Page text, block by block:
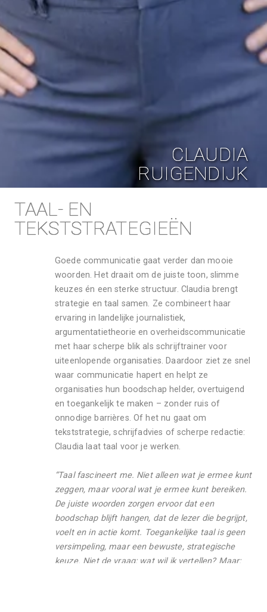
CLAUDIA
RUIGENDIJK
TAAL- EN
TEKSTSTRATEGIEËN
Goede communicatie gaat verder dan mooie
woorden. Het draait om de juiste toon, slimme
keuzes én een sterke structuur. Claudia brengt
strategie en taal samen. Ze combineert haar
ervaring in landelijke journalistiek,
argumentatietheorie en overheidscommunicatie
met haar scherpe blik als schrijftrainer voor
uiteenlopende organisaties. Daardoor ziet ze snel
waar communicatie hapert en helpt ze
organisaties hun boodschap helder, overtuigend
en toegankelijk te maken – zonder ruis of
onnodige barrières. Of het nu gaat om
tekststrategie, schrijfadvies of scherpe redactie:
Claudia laat taal voor je werken.
“Taal fascineert me. Niet alleen wat je ermee kunt
zeggen, maar vooral wat je ermee kunt bereiken.
De juiste woorden zorgen ervoor dat een
boodschap blijft hangen, dat de lezer die begrijpt,
voelt en in actie komt. Toegankelijke taal is geen
versimpeling, maar een bewuste, strategische
keuze. Niet de vraag: wat wil ik vertellen? Maar:
WIT COMMUNICATIE
E-mailadres: info@witcommunicatie.nl
Bezoekadres
Oudemanhuispoort 4-6
1012 CN Amsterdam [UvA]
Postadres
Postbus 94641, 1090 GP Amsterdam
KvK Amsterdam